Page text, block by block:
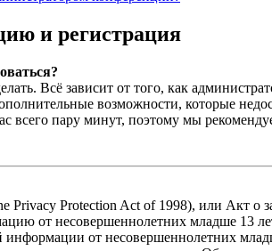
и регистрация
Всё зависит от того, как
возможности, которые
всего пару минут, поэтому мы
Privacy Protection Act of 1998), или Акт
от несовершеннолетних младше 13
информации от несовершеннолетних